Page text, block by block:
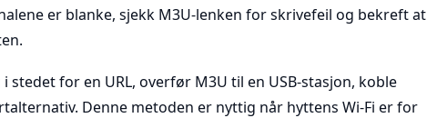
er blanke, sjekk M3U-lenken for skrivefeil og bekreft at
for en URL, overfør M3U til en USB-stasjon, koble
Denne metoden er nyttig når hyttens Wi-Fi er for